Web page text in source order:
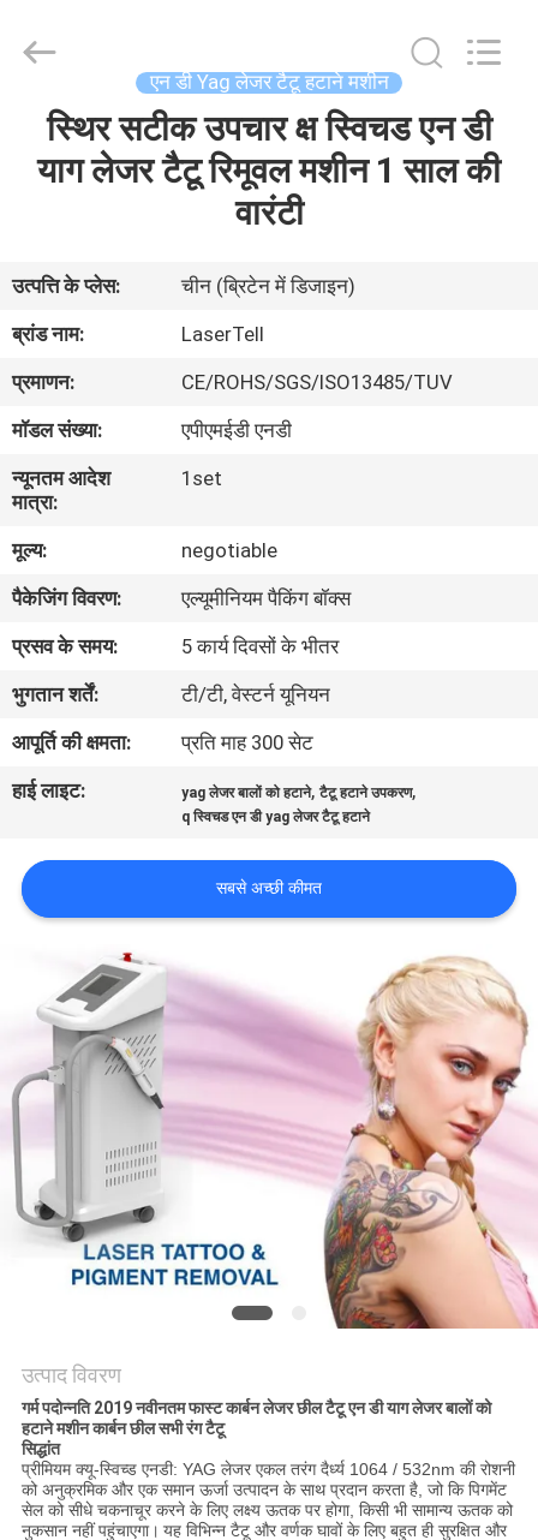
हमारे
बारे
में
कारखाना
भ्रमण
गुणवत्ता
नियंत्रण
shrlasermachine.com.
एन डी Yag लेजर टैटू हटाने मशीन
स्थिर सटीक उपचार क्ष स्विचड एन डी
याग लेजर टैटू रिमूवल मशीन 1 साल की
वारंटी
उत्पत्ति के प्लेस:
चीन (ब्रिटेन में डिजाइन)
ब्रांड नाम:
LaserTell
प्रमाणन:
CE/ROHS/SGS/ISO13485/TUV
मॉडल संख्या:
एपीएमईडी एनडी
न्यूनतम आदेश
मात्रा:
1set
मूल्य:
negotiable
पैकेजिंग विवरण:
एल्यूमीनियम पैकिंग बॉक्स
प्रसव के समय:
5 कार्य दिवसों के भीतर
भुगतान शर्तें:
टी/टी, वेस्टर्न यूनियन
आपूर्ति की क्षमता:
प्रति माह 300 सेट
हाई लाइट:
yag लेजर बालों को हटाने,टैटू हटाने उपकरण,
q स्विचड एन डी yag लेजर टैटू हटाने
सबसे अच्छी कीमत
उत्पाद विवरण
गर्म पदोन्नति 2019 नवीनतम फास्ट कार्बन लेजर छील टैटू एन डी याग लेजर बालों को
हटाने मशीन कार्बन छील सभी रंग टैटू
सिद्धांत
प्रीमियम क्यू-स्विच्ड एनडी: YAG लेजर एकल तरंग दैर्ध्य 1064 / 532nm की रोशनी
को अनुक्रमिक और एक समान ऊर्जा उत्पादन के साथ प्रदान करता है, जो कि पिगमेंट
सेल को सीधे चकनाचूर करने के लिए लक्ष्य ऊतक पर होगा, किसी भी सामान्य ऊतक को
नुकसान नहीं पहुंचाएगा। यह विभिन्न टैटू और वर्णक घावों के लिए बहुत ही सुरक्षित और